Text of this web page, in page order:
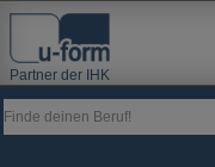
Partner der IHK